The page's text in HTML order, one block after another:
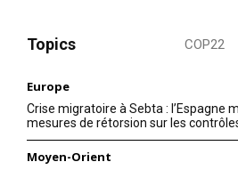
Topics COP22
Europe
Crise migratoire à Sebta : l’Espagne
mesures de rétorsion sur les
Moyen-Orient